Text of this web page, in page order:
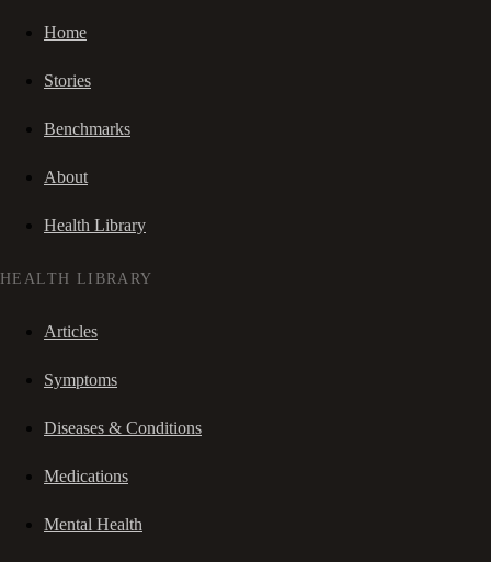
Home
Stories
Benchmarks
About
Health Library
HEALTH LIBRARY
Articles
Symptoms
Diseases & Conditions
Medications
Mental Health